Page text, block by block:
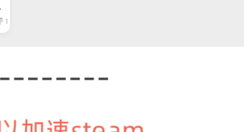
1